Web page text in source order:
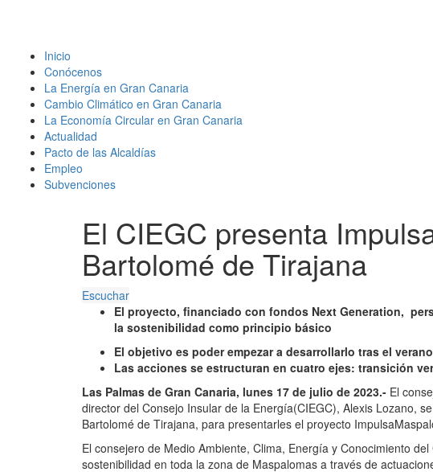
Inicio
Conócenos
La Energía en Gran Canaria
Cambio Climático en Gran Canaria
La Economía Circular en Gran Canaria
Actualidad
Pacto de las Alcaldías
Empleo
Subvenciones
El CIEGC presenta
Bartolomé de Tirajana
Escuchar
El proyecto, financiado con fondos Next Generation,
la sostenibilidad como principio básico
El objetivo es poder empezar a desarrollarlo tras el verano
Las acciones se estructuran en cuatro ejes: transición
Las Palmas de Gran Canaria, lunes 17 de julio de 2023.- El
director del Consejo Insular de la Energía(CIEGC), Alexis Lozano,
Bartolomé de Tirajana, para presentarles el proyecto
El consejero de Medio Ambiente, Clima, Energía y Conocimiento
sostenibilidad en toda la zona de Maspalomas a través de